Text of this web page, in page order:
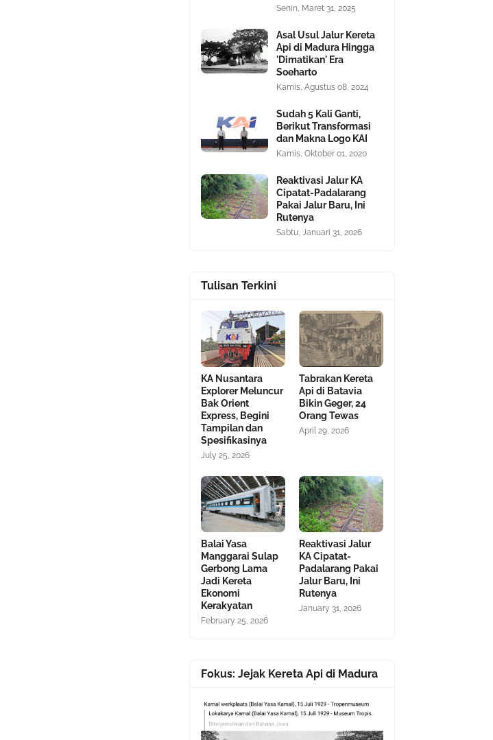
Senin, Maret 31, 2025
Asal Usul Jalur Kereta
Api di Madura Hingga
'Dimatikan' Era
Soeharto
Kamis, Agustus 08, 2024
Sudah 5 Kali Ganti,
Berikut Transformasi
dan Makna Logo KAI
Kamis, Oktober 01, 2020
Reaktivasi Jalur KA
Cipatat-Padalarang
Pakai Jalur Baru, Ini
Rutenya
Sabtu, Januari 31, 2026
Tulisan Terkini
KA Nusantara
Explorer Meluncur
Bak Orient
Express, Begini
Tampilan dan
Spesifikasinya
July 25, 2026
Tabrakan Kereta
Api di Batavia
Bikin Geger, 24
Orang Tewas
April 29, 2026
Balai Yasa
Manggarai Sulap
Gerbong Lama
Jadi Kereta
Ekonomi
Kerakyatan
February 25, 2026
Reaktivasi Jalur
KA Cipatat-
Padalarang Pakai
Jalur Baru, Ini
Rutenya
January 31, 2026
Fokus: Jejak Kereta Api di Madura